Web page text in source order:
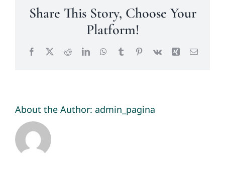
Share This Story, Choose Your
Platform!
Facebook
X RedditLinkedInWhatsApp
TumblrPinterest
Vk Xing Email
About the Author: admin_pagina